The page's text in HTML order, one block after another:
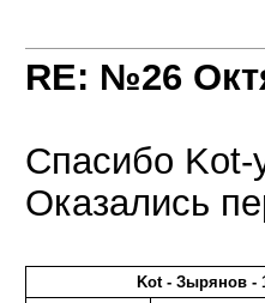
RE: №26
Спасибо Kot-
Оказались
Kot - Зырянов -